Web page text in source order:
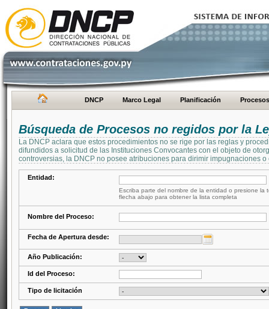
DNCP Marco Legal Planificación Procesos
Búsqueda de Procesos no regidos por la
La DNCP aclara que estos procedimientos no se rige por las reglas y
difundidos a solicitud de las Instituciones Convocantes con el objeto de
controversias, la DNCP no posee atribuciones para dirimir impugnaciones
Entidad:
Escriba parte del nombre de la entidad o presione la
flecha abajo para obtener la lista completa
Nombre del Proceso:
Fecha de Apertura desde:
Año Publicación:
Id del Proceso:
Tipo de licitación